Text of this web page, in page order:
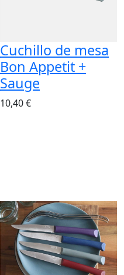
Cuchillo de mesa
Bon Appetit +
Sauge
10,40 €